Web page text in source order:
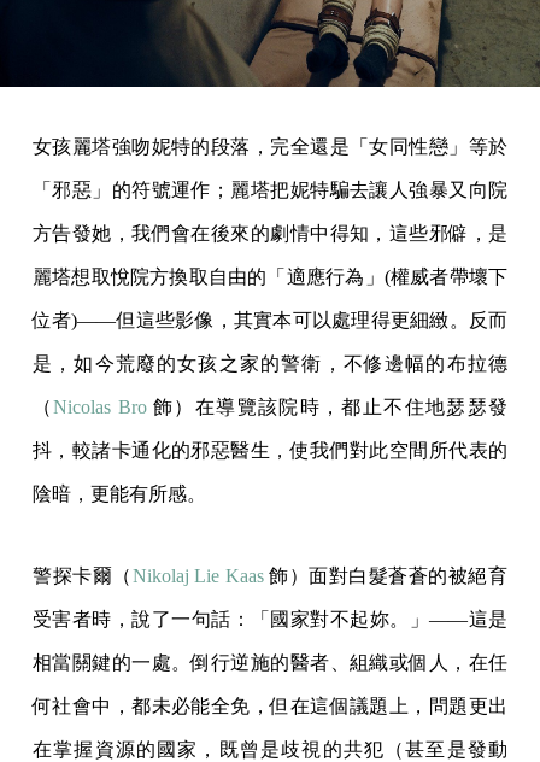
女孩麗塔強吻妮特的段落，完全還是「女同性戀」等於
「邪惡」的符號運作；麗塔把妮特騙去讓人強暴又向院
方告發她，我們會在後來的劇情中得知，這些邪僻，是
麗塔想取悅院方換取自由的「適應行為」(權威者帶壞下
位者)——但這些影像，其實本可以處理得更細緻。反而
是，如今荒廢的女孩之家的警衛，不修邊幅的布拉德
（Nicolas Bro飾）在導覽該院時，都止不住地瑟瑟發
抖，較諸卡通化的邪惡醫生，使我們對此空間所代表的
陰暗，更能有所感。
警探卡爾（Nikolaj Lie Kaas飾）面對白髮蒼蒼的被絕育
受害者時，說了一句話：「國家對不起妳。」——這是
相當關鍵的一處。倒行逆施的醫者、組織或個人，在任
何社會中，都未必能全免，但在這個議題上，問題更出
在掌握資源的國家，既曾是歧視的共犯（甚至是發動